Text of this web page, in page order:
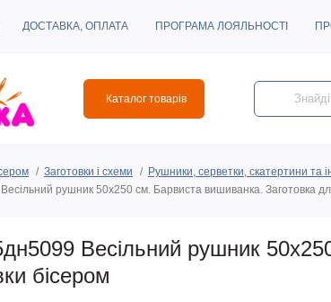
ДОСТАВКА, ОПЛАТА ПРОГРАМА ЛОЯЛЬНОСТІ
Каталог товарів
Заготовки і схеми Рушники, серветки, скатертини та
рушник 50х250 см. Барвиста вишиванка. Заготовка
Весільний рушник
бісером